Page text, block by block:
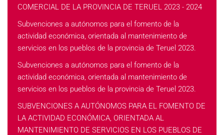
COMERCIAL DE LA PROVINCIA DE TERUEL 2023 - 2024
Subvenciones a autónomos para el fomento de la
actividad económica, orientada al mantenimiento de
servicios en los pueblos de la provincia de Teruel 2023.
Subvenciones a autónomos para el fomento de la
actividad económica, orientada al mantenimiento de
servicios en los pueblos de la provincia de Teruel 2023.
SUBVENCIONES A AUTÓNOMOS PARA EL FOMENTO DE
LA ACTIVIDAD ECONÓMICA, ORIENTADA AL
MANTENIMIENTO DE SERVICIOS EN LOS PUEBLOS DE